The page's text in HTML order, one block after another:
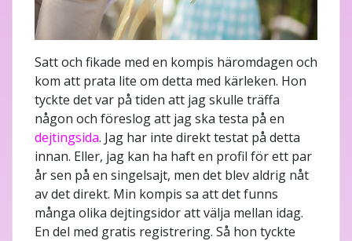
Satt och fikade med en kompis häromdagen och
kom att prata lite om detta med kärleken. Hon
tyckte det var på tiden att jag skulle träffa
någon och föreslog att jag ska testa på en
dejtingsida. Jag har inte direkt testat på detta
innan. Eller, jag kan ha haft en profil för ett par
år sen på en singelsajt, men det blev aldrig nåt
av det direkt. Min kompis sa att det funns
många olika dejtingsidor att välja mellan idag.
En del med gratis registrering. Så hon tyckte